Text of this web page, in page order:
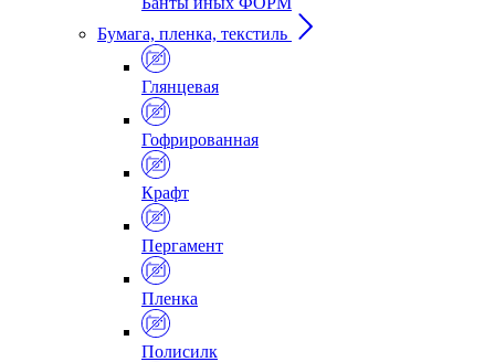
Бумага, пленка, текстиль
Глянцевая
Гофрированная
Крафт
Пергамент
Пленка
Полисилк